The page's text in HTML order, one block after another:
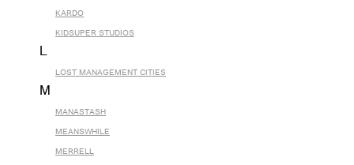
KARDO
KIDSUPER STUDIOS
L
LOST MANAGEMENT CITIES
M
MANASTASH
MEANSWHILE
MERRELL